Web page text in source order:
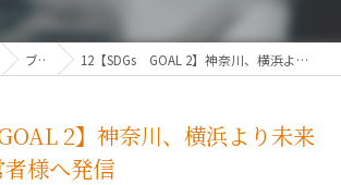
ブログ 12【SDGs GOAL 2】神奈川、横浜より未来をつくる経営者様へ発信
2】神奈川、横浜より未来
様へ発信